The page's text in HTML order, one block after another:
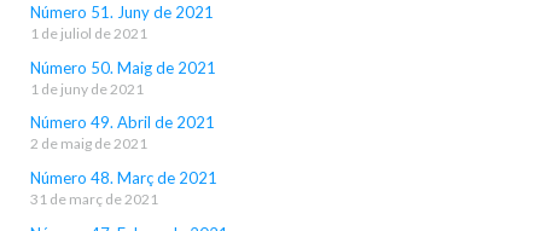
Número 51. Juny de 2021
1 de juliol de 2021
Número 50. Maig de 2021
1 de juny de 2021
Número 49. Abril de 2021
2 de maig de 2021
Número 48. Març de 2021
31 de març de 2021